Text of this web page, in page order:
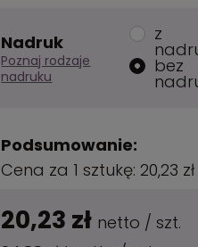
Nadruk
Poznaj rodzaje
nadruku
z
bez
Podsumowanie:
Cena za 1 sztukę:20,23 zł
20,23 zł netto /szt.